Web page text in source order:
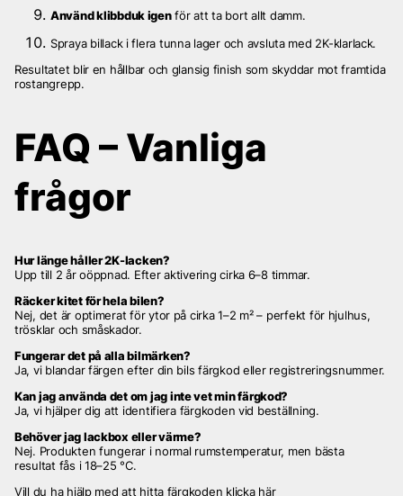
Använd klibbduk igenför att ta bort allt damm.
Spraya billack i flera tunna lager och avsluta med 2K-klarlack.
Resultatet blir en hållbar och glansig finish som skyddar mot framtida
rostangrepp.
FAQ – Vanliga
frågor
Hur länge håller 2K-lacken?
Upp till 2 år oöppnad. Efter aktivering cirka 6–8 timmar.
Räcker kitet för hela bilen?
Nej, det är optimerat för ytor på cirka 1–2 m² – perfekt för hjulhus,
trösklar och småskador.
Fungerar det på alla bilmärken?
Ja, vi blandar färgen efter din bils färgkod eller registreringsnummer.
Kan jag använda det om jag inte vet min färgkod?
Ja, vi hjälper dig att identifiera färgkoden vid beställning.
Behöver jag lackbox eller värme?
Nej. Produkten fungerar i normal rumstemperatur, men bästa
resultat fås i 18–25 °C.
Vill du ha hjälp med att hitta färgkoden klicka här